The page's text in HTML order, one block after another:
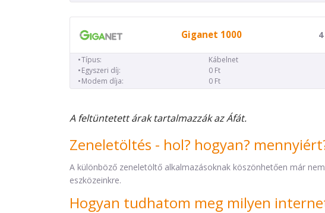
Giganet 1000
Típus:
Kábelnet
Egyszeri díj:
0 Ft
Modem díja:
0 Ft
A feltüntetett árak tartalmazzák az Áfát.
Zeneletöltés - hol? hogyan?
A különböző zeneletöltő alkalmazásoknak köszönhetően már
eszközeinkre.
Hogyan tudhatom meg milyen